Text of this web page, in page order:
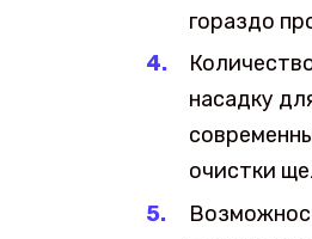
гораздо
насадку
очистки